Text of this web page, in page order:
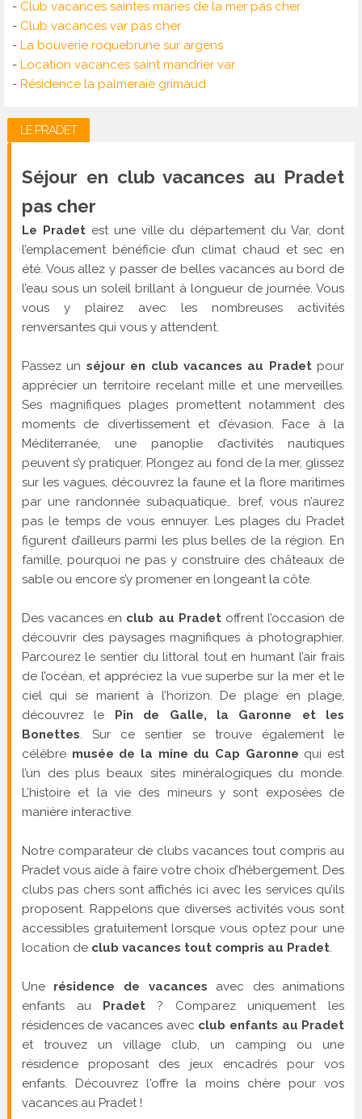
- Club vacances saintes maries de la mer pas cher
- Club vacances var pas cher
- La bouverie roquebrune sur argens
- Location vacances saint mandrier var
- Résidence la palmeraie grimaud
LE PRADET
Séjour en club vacances au Pradet
pas cher
Le Pradetest une ville du département du Var, dont
l’emplacement bénéficie d’un climat chaud et sec en
été. Vous allez y passer de belles vacances au bord de
l’eau sous un soleil brillant à longueur de journée. Vous
vous y plairez avec les nombreuses activités
renversantes qui vous y attendent.
Passez un séjour en club vacances au Pradetpour
apprécier un territoire recelant mille et une merveilles.
Ses magnifiques plages promettent notamment des
moments de divertissement et d’évasion. Face à la
Méditerranée, une panoplie d’activités nautiques
peuvent s’y pratiquer. Plongez au fond de la mer, glissez
sur les vagues, découvrez la faune et la flore maritimes
par une randonnée subaquatique… bref, vous n’aurez
pas le temps de vous ennuyer. Les plages du Pradet
figurent d’ailleurs parmi les plus belles de la région. En
famille, pourquoi ne pas y construire des châteaux de
sable ou encore s’y promener en longeant la côte.
Des vacances en club au Pradetoffrent l’occasion de
découvrir des paysages magnifiques à photographier.
Parcourez le sentier du littoral tout en humant l’air frais
de l’océan, et appréciez la vue superbe sur la mer et le
ciel qui se marient à l’horizon. De plage en plage,
découvrez le Pin de Galle, la Garonne et les
Bonettes. Sur ce sentier se trouve également le
célèbre musée de la mine du Cap Garonne qui est
l’un des plus beaux sites minéralogiques du monde.
L’histoire et la vie des mineurs y sont exposées de
manière interactive.
Notre comparateur de clubs vacances tout compris au
Pradet vous aide à faire votre choix d’hébergement. Des
clubs pas chers sont affichés ici avec les services qu’ils
proposent. Rappelons que diverses activités vous sont
accessibles gratuitement lorsque vous optez pour une
location de club vacances tout compris au Pradet.
Une résidence de vacances avec des animations
enfants au Pradet ? Comparez uniquement les
résidences de vacances avec club enfants au Pradet
et trouvez un village club, un camping ou une
résidence proposant des jeux encadrés pour vos
enfants. Découvrez l'offre la moins chère pour vos
vacances au Pradet !